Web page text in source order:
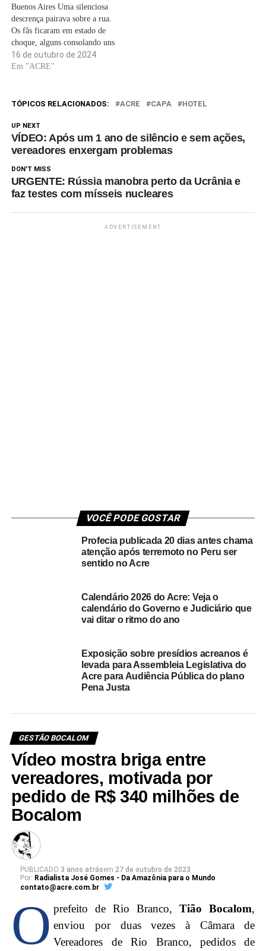
Buenos Aires Uma silenciosa
descrença pairava sobre a rua.
Os fãs ficaram em estado de
choque, alguns consolando uns
aos outros, outros olhando
para a fachada branca do hotel
foi a cena no bairro de
16 de outubro de 2024
Em "ACRE"
TÓPICOS RELACIONADOS: ACRE CAPA HOTEL
UP NEXT
VÍDEO: Após um 1 ano de silêncio e sem ações,
vereadores enxergam problemas
DON'T MISS
URGENTE: Rússia manobra perto da Ucrânia e
faz testes com mísseis nucleares
ADVERTISEMENT
VOCÊ PODE GOSTAR
Profecia publicada 20 dias antes chama
atenção após terremoto no Peru ser
sentido no Acre
Calendário 2026 do Acre: Veja o
calendário do Governo e Judiciário que
vai ditar o ritmo do ano
Exposição sobre presídios acreanos é
levada para Assembleia Legislativa do
Acre para Audiência Pública do plano
Pena Justa
GESTÃO BOCALOM
Vídeo mostra briga entre
vereadores, motivada por
pedido de R$ 340 milhões de
Bocalom
PUBLICADO 3 anos atrásem 27 de outubro de 2023
Por: Radialista José Gomes - Da Amazônia para o Mundo
contato@acre.com.br
O prefeito de Rio Branco,Tião Bocalom,
enviou por duas vezes à Câmara de
Vereadores de Rio Branco, pedidos de